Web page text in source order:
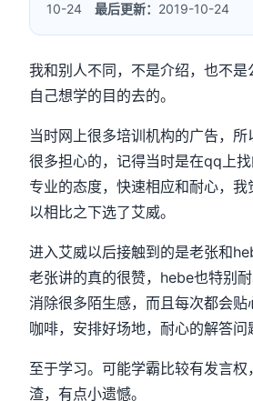
10-24最后更新： 2019-10-24
我和别人不同，不是介绍，也不是
自己想学的目的去的。
当时网上很多培训机构的广告，
很多担心的，记得当时是在qq上
专业的态度，快速相应和耐心，
以相比之下选了艾威。
进入艾威以后接触到的是老张和
老张讲的真的很赞，hebe也特别
消除很多陌生感，而且每次都会
咖啡，安排好场地，耐心的解答问
至于学习。可能学霸比较有发言
渣，有点小遗憾。